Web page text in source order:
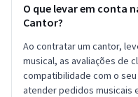
O que levar em conta
Cantor?
Ao contratar um cantor,
musical, as avaliações de
compatibilidade com o
atender pedidos musicais